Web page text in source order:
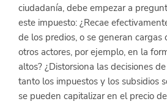
ciudadanía, debe empezar a
este impuesto: ¿Recae
de los predios, o se generan cargas
otros actores, por ejemplo, en la
altos? ¿Distorsiona las decisiones
tanto los impuestos y los subsidios
se pueden capitalizar en el precio